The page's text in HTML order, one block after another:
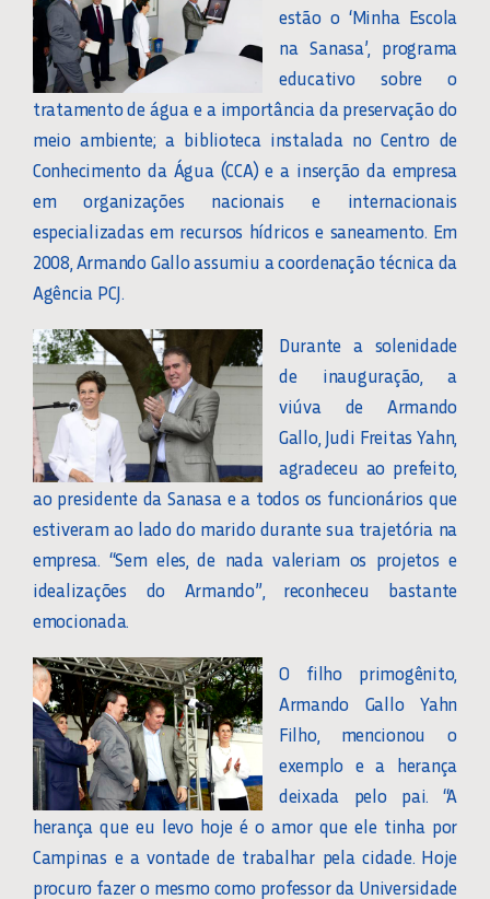
estão o ‘Minha Escola
na Sanasa’, programa
educativo sobre o
tratamento de água e a importância da preservação do
meio ambiente; a biblioteca instalada no Centro de
Conhecimento da Água (CCA) e a inserção da empresa
em organizações nacionais e internacionais
especializadas em recursos hídricos e saneamento. Em
2008, Armando Gallo assumiu a coordenação técnica da
Agência PCJ.
Durante a solenidade
de inauguração, a
viúva de Armando
Gallo, Judi Freitas Yahn,
agradeceu ao prefeito,
ao presidente da Sanasa e a todos os funcionários que
estiveram ao lado do marido durante sua trajetória na
empresa. “Sem eles, de nada valeriam os projetos e
idealizações do Armando”, reconheceu bastante
emocionada.
O filho primogênito,
Armando Gallo Yahn
Filho, mencionou o
exemplo e a herança
deixada pelo pai. “A
herança que eu levo hoje é o amor que ele tinha por
Campinas e a vontade de trabalhar pela cidade. Hoje
procuro fazer o mesmo como professor da Universidade